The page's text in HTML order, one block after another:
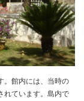
。館内には、当時の
れています。島内で